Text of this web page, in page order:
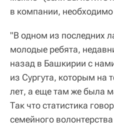
в компании, необходимо
"В одном из последних
молодые ребята,
назад в Башкирии с
из Сургута, которым на
лет, а еще там же была
Так что статистика
семейного